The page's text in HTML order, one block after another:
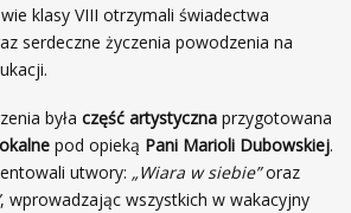
klasy VIII otrzymali świadectwa
serdeczne życzenia powodzenia na
była część artystyczna przygotowana
pod opieką Pani Marioli Dubowskiej.
utwory: „Wiara w siebie”oraz
, wprowadzając wszystkich w wakacyjny